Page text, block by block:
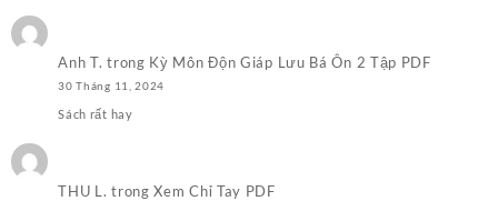
Anh T. trong Kỳ Môn Độn Giáp Lưu Bá Ôn 2 Tập PDF
30 Tháng 11, 2024
Sách rất hay
THU L. trongXem Chỉ Tay PDF